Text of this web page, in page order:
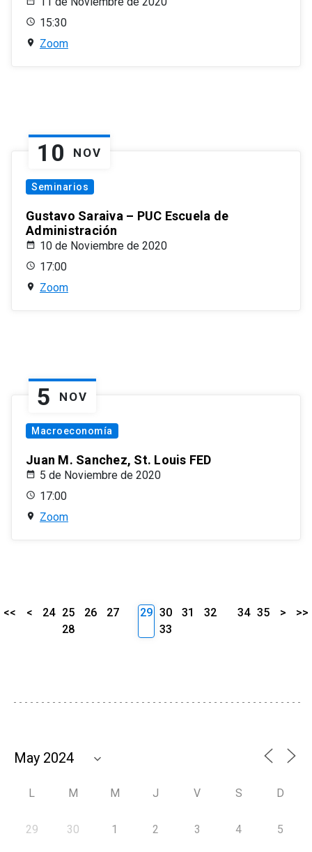
15:30
Zoom
10 NOV
Seminarios
Gustavo Saraiva – PUC Escuela de
Administración
10 de Noviembre de 2020
17:00
Zoom
5 NOV
Macroeconomía
Juan M. Sanchez, St. Louis FED
5 de Noviembre de 2020
17:00
Zoom
<< < 24 25 26
27
28
29 30 31
32
33
34 35 > >>
L M M J V S D
29 30 1 2 3 4 5